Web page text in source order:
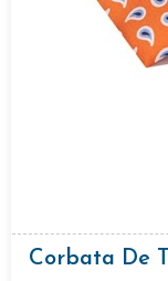
Corbata De